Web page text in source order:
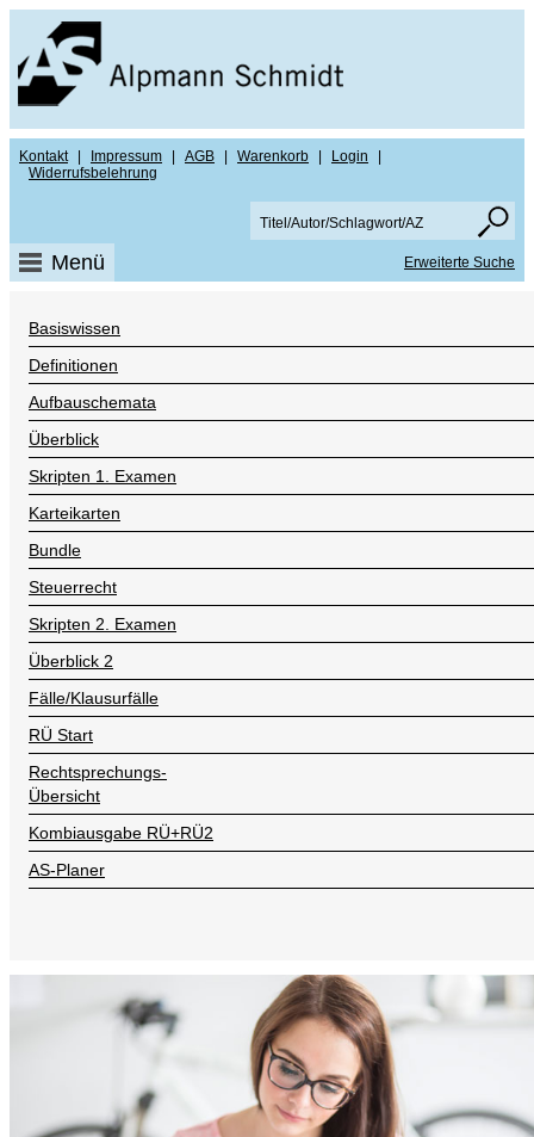
Kontakt Impressum AGB Warenkorb Login
Widerrufsbelehrung
Menü Erweiterte Suche
Basiswissen
Definitionen
Aufbauschemata
Überblick
Skripten 1. Examen
Karteikarten
Bundle
Steuerrecht
Skripten 2. Examen
Überblick 2
Fälle/Klausurfälle
RÜ Start
Rechtsprechungs-
Übersicht
Kombiausgabe RÜ+RÜ2
AS-Planer